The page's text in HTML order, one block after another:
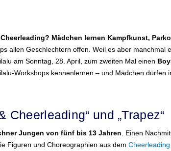
Mädchen lernen Kampfkunst,
allen Geschlechtern offen. Weil es aber manchmal
am Sonntag, 28. April, zum zweiten Mal einen
Workshops kennenlernen – und Mädchen dürfen
Cheerleading“ und „Trapez“
Jungen von fünf bis 13 Jahren . Einen
Figuren und Choreographien aus demCheerleading